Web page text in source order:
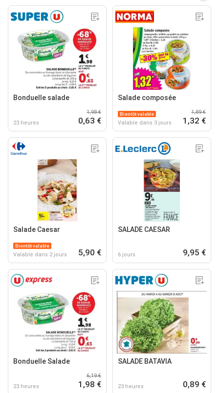
Bonduelle salade
23 heures
1,98 €
0,63 €
Salade composée
Bientôt valable
Valable dans 3 jours
1,89 €
1,32 €
Salade Caesar
Bientôt valable
Valable dans 2 jours 5,90 €
SALADE CAESAR
6 jours 9,95 €
Bonduelle Salade
23 heures
6,19 €
1,98 €
SALADE BATAVIA
23 heures 0,89 €